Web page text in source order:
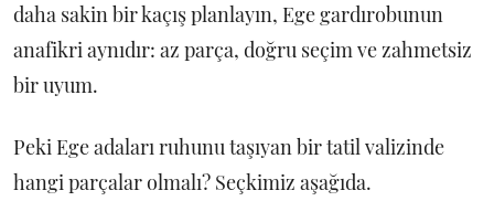
daha sakin bir kaçış planlayın, Ege gardırobunun
anafikri aynıdır: az parça, doğru seçim ve zahmetsiz
bir uyum.
Peki Ege adaları ruhunu taşıyan bir tatil valizinde
hangi parçalar olmalı? Seçkimiz aşağıda.